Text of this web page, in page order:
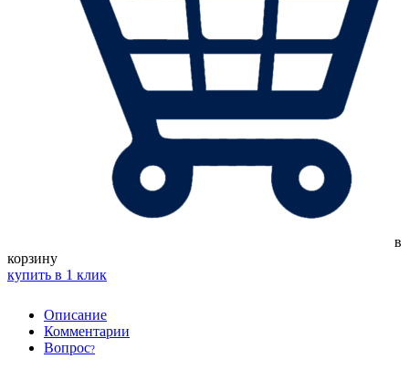
в
корзину
купить в 1 клик
Описание
Комментарии
Вопрос?